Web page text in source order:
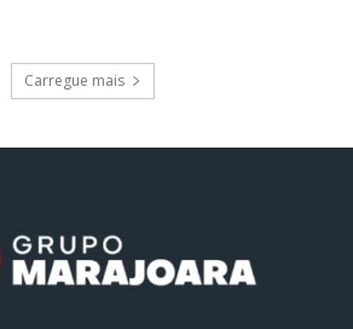
Carregue mais